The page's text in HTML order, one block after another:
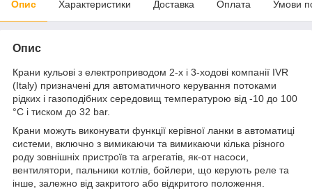
Опис Характеристики Доставка Оплата Умови
Опис
Крани кульові з електроприводом 2-х і 3-ходові компанії IVR
(Italy) призначені для автоматичного керування потоками
рідких і газоподібних середовищ температурою від -10 до 100
°C і тиском до 32 bar.
Крани можуть виконувати функції керівної ланки в автоматиці
системи, включно з вимикаючи та вимикаючи кілька різного
роду зовнішніх пристроїв та агрегатів, як-от насоси,
вентилятори, пальники котлів, бойлери, що керують реле та
інше, залежно від закритого або відкритого положення.